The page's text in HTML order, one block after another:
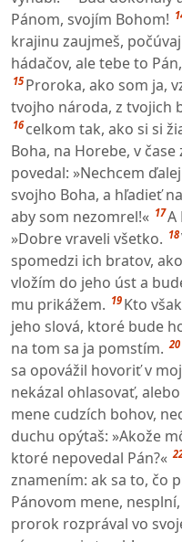
Pánom, svojím Bohom!
krajinu zaujmeš,
hádačov, ale tebe to
15 Proroka, ako som ja,
tvojho národa, z tvojich
16 celkom tak, ako si si
Boha, na Horebe, v
povedal: »Nechcem
svojho Boha, a hľadieť
aby som nezomrel!« 17A
»Dobre vraveli všetko. 18
spomedzi ich bratov,
vložím do jeho úst a
mu prikážem. 19 Kto
jeho slová, ktoré bude
na tom sa ja pomstím. 20
sa opovážil hovoriť v
nekázal ohlasovať,
mene cudzích bohov,
duchu opýtaš: »Akože
ktoré nepovedal Pán?«
znamením: ak sa to, čo
Pánovom mene,
prorok rozprával vo